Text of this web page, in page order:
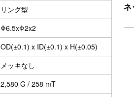
リング型
Φ6.5xΦ2x2
OD(±0.1) x ID(±0.1) x H(±0.05)
メッキなし
2,580 G / 258 mT
ネ